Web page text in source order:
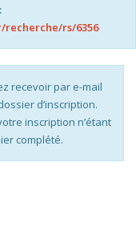
rs/6356
recevoir par e-mail
d’inscription.
inscription n’étant
complété.